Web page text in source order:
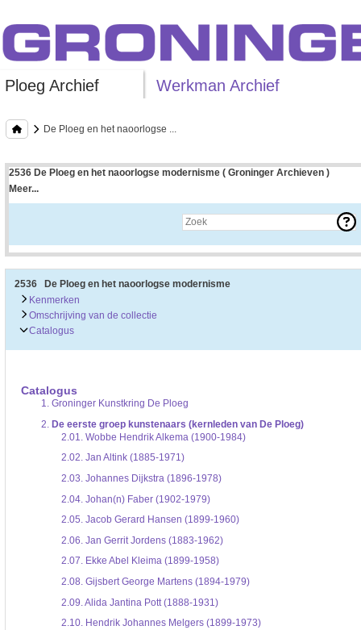
Ploeg Archief Werkman Archief
De Ploeg en het naoorlogse ...
2536 De Ploeg en het naoorlogse modernisme ( Groninger Archieven )
Meer...
Uitleg bij archieftoegang
Een archieftoegang geeft uitgebreide informatie over een bepaald archief.
• Kenmerken van het archief
• Inleiding op het archief
• Inventaris of plaatsingslijst
• Eventueel bijlagen
De kenmerken van het archief zijn o.m. de omvang, vindplaats,
De inleiding op het archief bevat interessante informatie over de
bevatten.
Bij het zoeken in de inventaris wordt de hiërarchie gevolgd. De rubrieken in
2536 De Ploeg en het naoorlogse modernisme
Kenmerken
Omschrijving van de collectie
Catalogus
Catalogus
1.Groninger Kunstkring De Ploeg
2. De eerste groep kunstenaars (kernleden van De Ploeg)
2.01.Wobbe Hendrik Alkema (1900-1984)
2.02.Jan Altink (1885-1971)
2.03.Johannes Dijkstra (1896-1978)
2.04. Johan(n) Faber (1902-1979)
2.05.Jacob Gerard Hansen (1899-1960)
2.06.Jan Gerrit Jordens (1883-1962)
2.07.Ekke Abel Kleima (1899-1958)
2.08.Gijsbert George Martens (1894-1979)
2.09. Alida Jantina Pott (1888-1931)
2.10.Hendrik Johannes Melgers (1899-1973)